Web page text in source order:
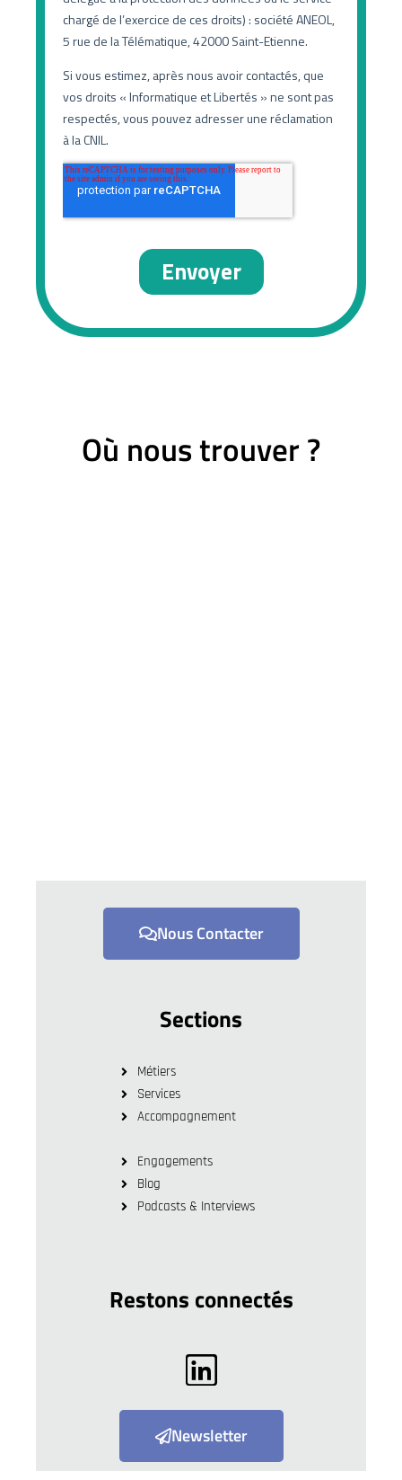
Où nous trouver ?
Nous Contacter
Sections
Métiers
Services
Accompagnement
Engagements
Blog
Podcasts & Interviews
Restons connectés
Newsletter